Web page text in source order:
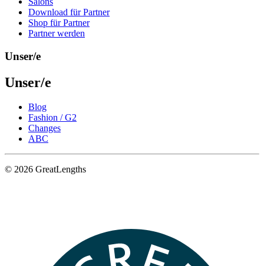
Download für Partner
Shop für Partner
Partner werden
Unser/e
Unser/e
Blog
Fashion / G2
Changes
ABC
© 2026 GreatLengths